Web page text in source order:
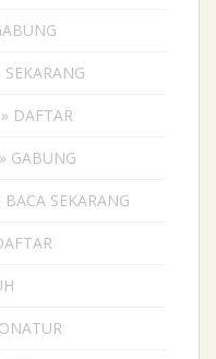
DAFTAR
GABUNG
SEKARANG